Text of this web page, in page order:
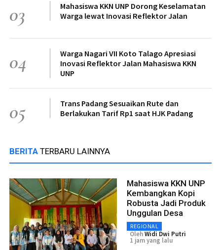
03
Mahasiswa KKN UNP Dorong Keselamatan
Warga lewat Inovasi Reflektor Jalan
04
Warga Nagari VII Koto Talago Apresiasi
Inovasi Reflektor Jalan Mahasiswa KKN
UNP
05
Trans Padang Sesuaikan Rute dan
Berlakukan Tarif Rp1 saat HJK Padang
BERITA TERBARU LAINNYA
Mahasiswa KKN UNP
Kembangkan Kopi
Robusta Jadi Produk
Unggulan Desa
REGIONAL
OlehWidi Dwi Putri
1 jam yang lalu